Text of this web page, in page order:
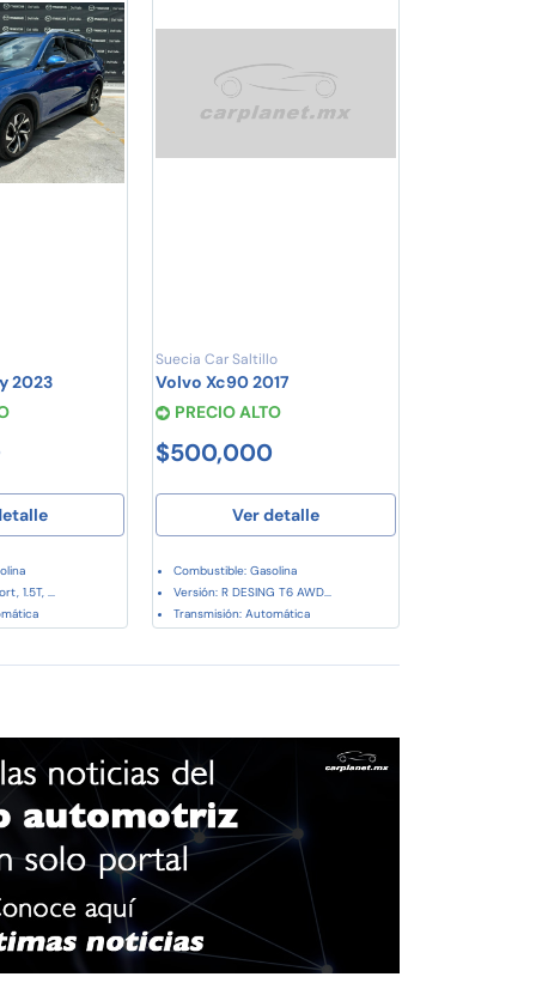
2023
1.5T, ...
Suecia Car Saltillo
Volvo Xc90 2017
PRECIO ALTO
$500,000
Ver detalle
Combustible: Gasolina
Versión: R DESING T6 AWD...
Transmisión: Automática